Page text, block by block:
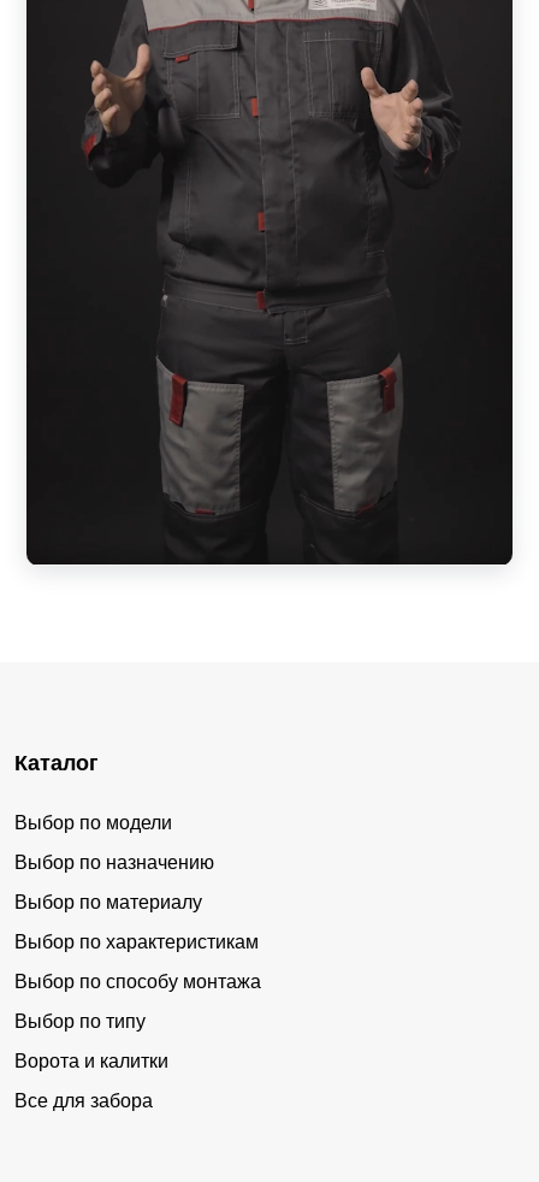
Каталог
Выбор по модели
Выбор по назначению
Выбор по материалу
Выбор по характеристикам
Выбор по способу монтажа
Выбор по типу
Ворота и калитки
Все для забора